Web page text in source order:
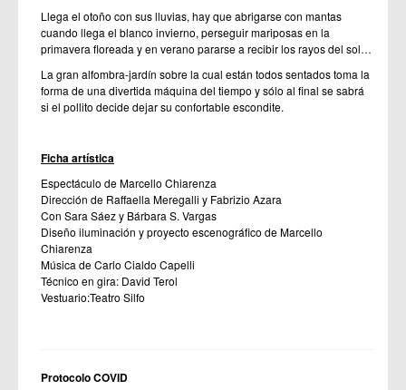
Llega el otoño con sus lluvias, hay que abrigarse con mantas
cuando llega el blanco invierno, perseguir mariposas en la
primavera floreada y en verano pararse a recibir los rayos del sol…
La gran alfombra-jardín sobre la cual están todos sentados toma la
forma de una divertida máquina del tiempo y sólo al final se sabrá
si el pollito decide dejar su confortable escondite.
Ficha artística
Espectáculo de Marcello Chiarenza
Dirección de Raffaella Meregalli y Fabrizio Azara
Con Sara Sáez y Bárbara S. Vargas
Diseño iluminación y proyecto escenográfico de Marcello
Chiarenza
Música de Carlo Cialdo Capelli
Técnico en gira: David Terol
Vestuario:Teatro Silfo
Protocolo COVID